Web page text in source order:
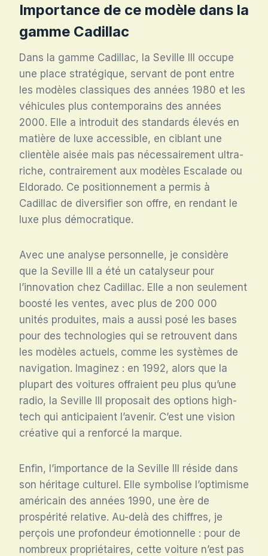
Importance de ce modèle dans la
gamme Cadillac
Dans la gamme Cadillac, la Seville III occupe
une place stratégique, servant de pont entre
les modèles classiques des années 1980 et les
véhicules plus contemporains des années
2000. Elle a introduit des standards élevés en
matière de luxe accessible, en ciblant une
clientèle aisée mais pas nécessairement ultra-
riche, contrairement aux modèles Escalade ou
Eldorado. Ce positionnement a permis à
Cadillac de diversifier son offre, en rendant le
luxe plus démocratique.
Avec une analyse personnelle, je considère
que la Seville III a été un catalyseur pour
l’innovation chez Cadillac. Elle a non seulement
boosté les ventes, avec plus de 200 000
unités produites, mais a aussi posé les bases
pour des technologies qui se retrouvent dans
les modèles actuels, comme les systèmes de
navigation. Imaginez : en 1992, alors que la
plupart des voitures offraient peu plus qu’une
radio, la Seville III proposait des options high-
tech qui anticipaient l’avenir. C’est une vision
créative qui a renforcé la marque.
Enfin, l’importance de la Seville III réside dans
son héritage culturel. Elle symbolise l’optimisme
américain des années 1990, une ère de
prospérité relative. Au-delà des chiffres, je
perçois une profondeur émotionnelle : pour de
nombreux propriétaires, cette voiture n’est pas